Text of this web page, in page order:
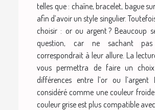
telles que : chaîne, bracelet, bague
afin d’avoir un style singulier.
choisir : or ou argent ? Beaucoup
question, car ne sachant
correspondrait à leur allure. La
vous permettra de faire un
différences entre l’or ou l’argent
considéré comme une couleur
couleur grise est plus compatible